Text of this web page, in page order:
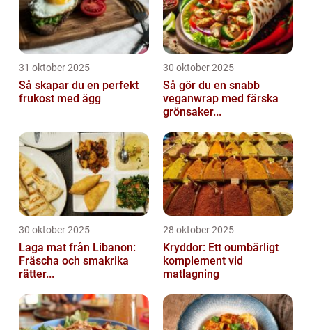
31 oktober 2025
Så skapar du en perfekt
frukost med ägg
30 oktober 2025
Så gör du en snabb
veganwrap med färska
grönsaker...
30 oktober 2025
Laga mat från Libanon:
Fräscha och smakrika
rätter...
28 oktober 2025
Kryddor: Ett oumbärligt
komplement vid
matlagning